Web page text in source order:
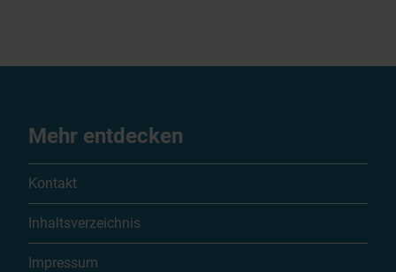
Mehr entdecken
Kontakt
Inhaltsverzeichnis
Impressum